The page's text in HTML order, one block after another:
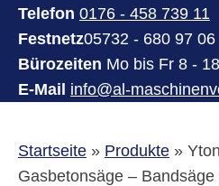
Telefon 0176 - 458 739 11
Festnetz05732 - 680 97 06
Bürozeiten Mo bis Fr 8 -
E-Mail info@al-
Startseite» Produkte»
Gasbetonsäge –